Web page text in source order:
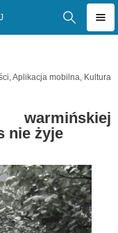
,Aplikacja mobilna, Kultura
nie żyje